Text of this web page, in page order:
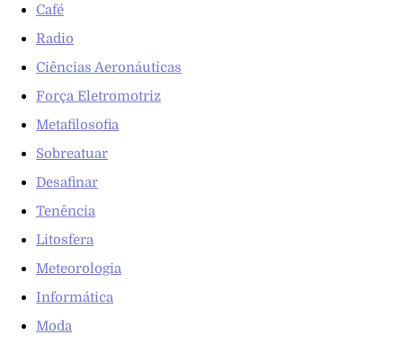
Café
Radio
Ciências Aeronáuticas
Força Eletromotriz
Metafilosofia
Sobreatuar
Desafinar
Tenência
Litosfera
Meteorologia
Informática
Moda